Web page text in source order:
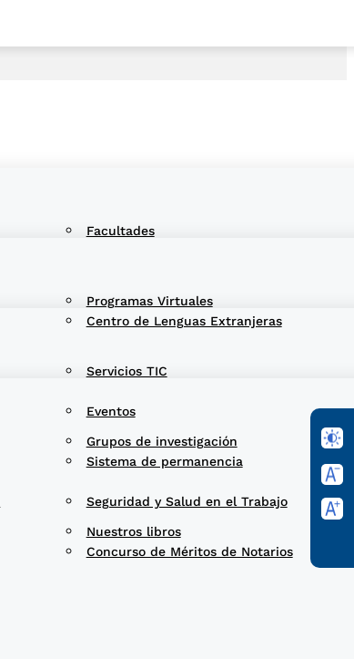
Facultades
Centro de Lenguas Extranjeras
Eventos
Seguridad y Salud en el Trabajo
Programas Virtuales
Servicios TIC
Sistema de permanencia
Concurso de Méritos de Notarios
Grupos de investigación
Nuestros libros